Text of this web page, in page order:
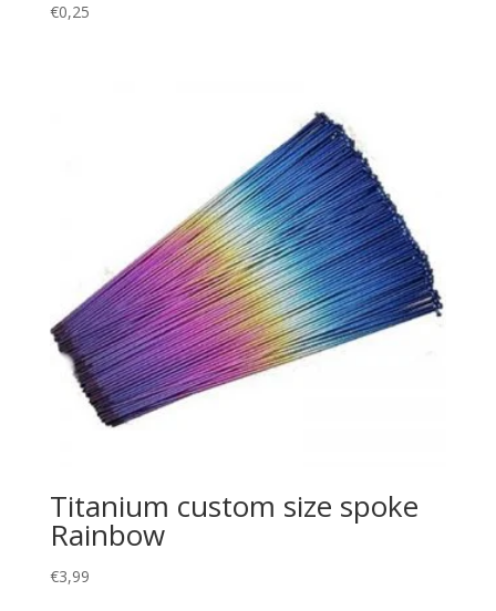
€0,25
Titanium custom size spoke
Rainbow
€3,99